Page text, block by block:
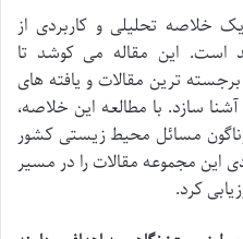
خلاصه تحلیلی و کاربردی از
است. این مقاله می کوشد تا
ترین مقالات و یافته های
سازد. با مطالعه این خلاصه،
مسائل محیط زیستی کشور
این مجموعه مقالات را در مسیر
کرد.